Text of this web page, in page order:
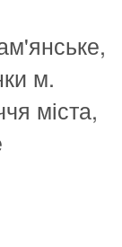
м.
міста,